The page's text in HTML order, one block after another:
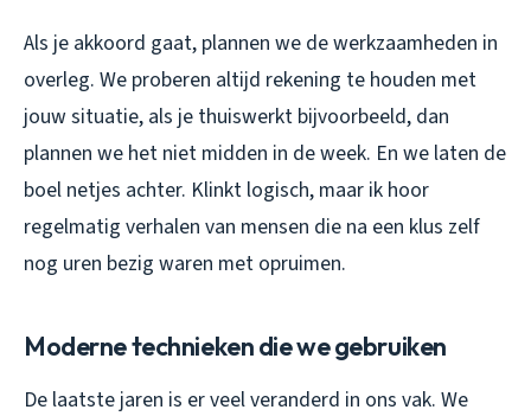
Als je akkoord gaat, plannen we de werkzaamheden in
overleg. We proberen altijd rekening te houden met
jouw situatie, als je thuiswerkt bijvoorbeeld, dan
plannen we het niet midden in de week. En we laten de
boel netjes achter. Klinkt logisch, maar ik hoor
regelmatig verhalen van mensen die na een klus zelf
nog uren bezig waren met opruimen.
Moderne technieken die we gebruiken
De laatste jaren is er veel veranderd in ons vak. We